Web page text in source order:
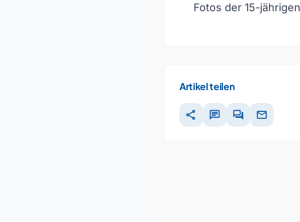
Fotos der 15-
Artikel teilen
share chat forum mail